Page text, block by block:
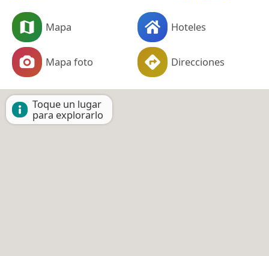
Mapa Hoteles
Mapa foto Direcciones
Toque un lugar
para explorarlo